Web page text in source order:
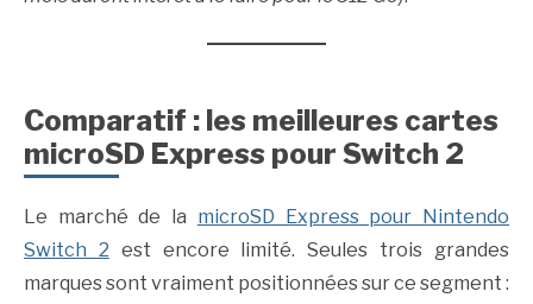
Comparatif : les meilleures cartes
microSD Express pour Switch 2
Le marché de la microSD Express pour Nintendo
Switch 2 est encore limité. Seules trois grandes
marques sont vraiment positionnées sur ce segment :